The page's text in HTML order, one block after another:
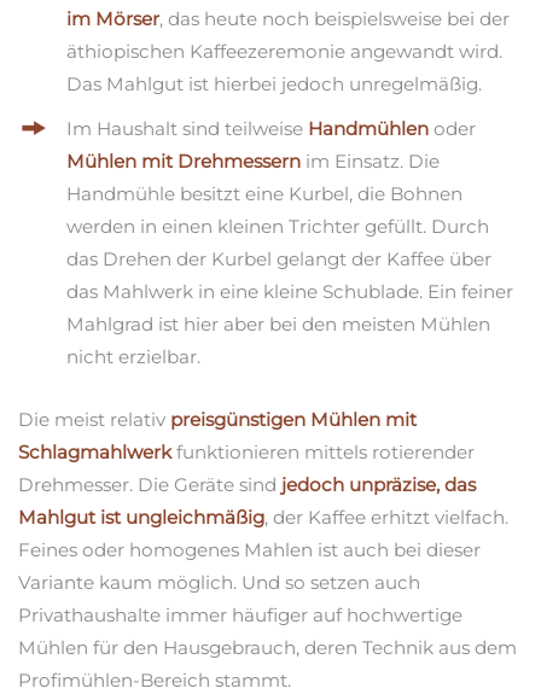
im Mörser, das heute noch beispielsweise bei der
äthiopischen Kaffeezeremonie angewandt wird.
Das Mahlgut ist hierbei jedoch unregelmäßig.
Im Haushalt sind teilweise Handmühlen oder
Mühlen mit Drehmessern im Einsatz. Die
Handmühle besitzt eine Kurbel, die Bohnen
werden in einen kleinen Trichter gefüllt. Durch
das Drehen der Kurbel gelangt der Kaffee über
das Mahlwerk in eine kleine Schublade. Ein feiner
Mahlgrad ist hier aber bei den meisten Mühlen
nicht erzielbar.
Die meist relativ preisgünstigen Mühlen mit
Schlagmahlwerkfunktionieren mittels rotierender
Drehmesser. Die Geräte sind jedoch unpräzise, das
Mahlgut ist ungleichmäßig, der Kaffee erhitzt vielfach.
Feines oder homogenes Mahlen ist auch bei dieser
Variante kaum möglich. Und so setzen auch
Privathaushalte immer häufiger auf hochwertige
Mühlen für den Hausgebrauch, deren Technik aus dem
Profimühlen-Bereich stammt.